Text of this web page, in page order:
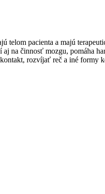
telom pacienta a majú
na činnosť mozgu, pomáha
rozvíjať reč a iné formy